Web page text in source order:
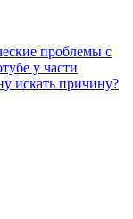
проблемы с
у части
искать причину?